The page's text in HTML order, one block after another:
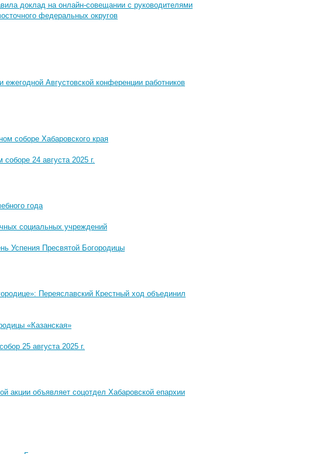
доклад на онлайн-совещании с руководителями
федеральных округов
Августовской конференции работников
соборе Хабаровского края
24 августа 2025 г.
года
социальных учреждений
Успения Пресвятой Богородицы
Переяславский Крестный ход объединил
«Казанская»
25 августа 2025 г.
акции объявляет соцотдел Хабаровской епархии